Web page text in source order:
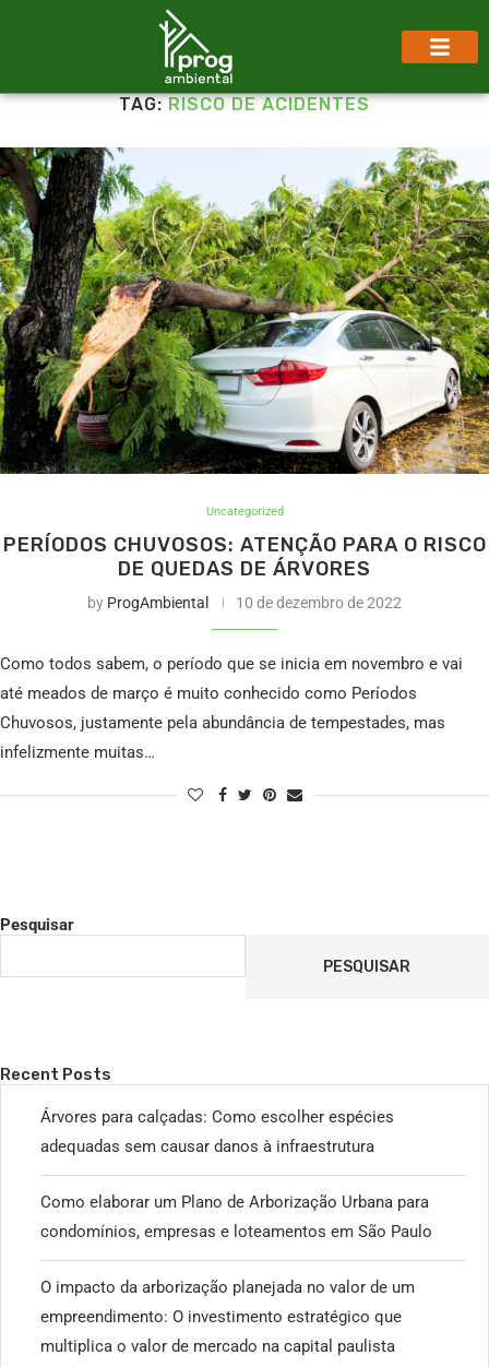
TAG:RISCO DE ACIDENTES
Uncategorized
PERÍODOS CHUVOSOS: ATENÇÃO PARA O RISCO
DE QUEDAS DE ÁRVORES
by ProgAmbiental 10 de dezembro de 2022
Como todos sabem, o período que se inicia em novembro e vai
até meados de março é muito conhecido como Períodos
Chuvosos, justamente pela abundância de tempestades, mas
infelizmente muitas…
Pesquisar
PESQUISAR
Recent Posts
Árvores para calçadas: Como escolher espécies
adequadas sem causar danos à infraestrutura
Como elaborar um Plano de Arborização Urbana para
condomínios, empresas e loteamentos em São Paulo
O impacto da arborização planejada no valor de um
empreendimento: O investimento estratégico que
multiplica o valor de mercado na capital paulista